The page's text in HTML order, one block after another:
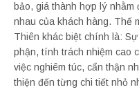
bảo, giá thành hợp lý
nhau của khách hàng. Thế
Thiên khác biệt chính là:
phận, tính trách nhiệm cao
việc nghiêm túc, cẩn thận
thiện đến từng chi tiết nhỏ